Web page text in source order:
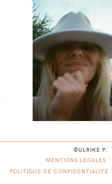
©ULRIKE P.
MENTIONS LÉGALES
POLITIQUE DE CONFIDENTIALITÉ